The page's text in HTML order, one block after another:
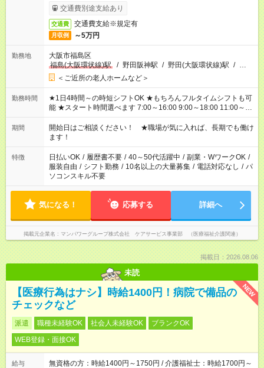
了次第のお支払いとなります。
交通費別途支給あり
交通費 交通費支給※規定有
月収例 ～5万円
勤務地
大阪市福島区
福島(大阪環状線)駅
/ 野田阪神駅 / 野田(大阪環状線)駅 / …
＜ご近所の老人ホームなど＞
勤務時間
★1日4時間～の時短シフトOK ★もちろんフルタイムシフトも可
能 ★スタート時間選べます 7:00～16:00 9:00～18:00 11:00～
20:00 など 残業なし！ ※Wワークの場合、他のお仕事と合わせ
週40時間超の就業はご案内できません ※法令に基づき、週20時
間以上勤務は社会保険への加入対象となります ※労働者派遣法
（日雇い派遣の原則禁止）により、短時間・短期間の就業はご
案内が難しい場合があります
期間
開始日はご相談ください！ ★職場が気に入れば、長期でも働け
ます！
特徴 日払いOK / 履歴書不要 / 40～50代活躍中 / 副業・WワークOK /
服装自由 / シフト勤務 / 10名以上の大量募集 / 電話対応なし / パ
ソコンスキル不要
気になる！ 応募する 詳細へ
掲載元企業名 マンパワーグループ株式会社 ケアサービス事業部 （医療福祉介護関連）
掲載日：2026.08.06
未読
NEW
【医療行為はナシ】時給1400円！病院で備品の
チェックなど
派遣 職種未経験OK 社会人未経験OK
ブランクOK
WEB登録・面接OK
給与
無資格の方：時給1400円～1750円 / 介護福祉士：時給1700円～